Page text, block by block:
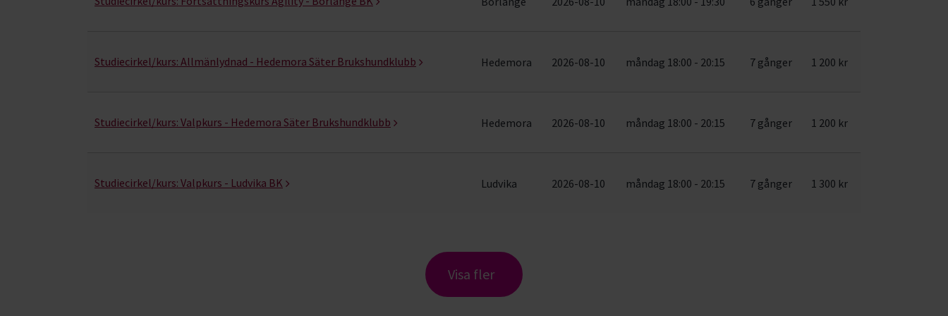
Studiecirkel/kurs: Allmänlydnad - Hedemora Säter Brukshundklubb Hedemora 2026-08-10 måndag 18:00 - 20:15 7 gånger 1 200 kr
Studiecirkel/kurs: Valpkurs - Hedemora Säter Brukshundklubb Hedemora 2026-08-10 måndag 18:00 - 20:15 7 gånger 1 200 kr
Studiecirkel/kurs: Valpkurs - Ludvika BK Ludvika 2026-08-10 måndag 18:00 - 20:15 7 gånger 1 300 kr
Visa fler